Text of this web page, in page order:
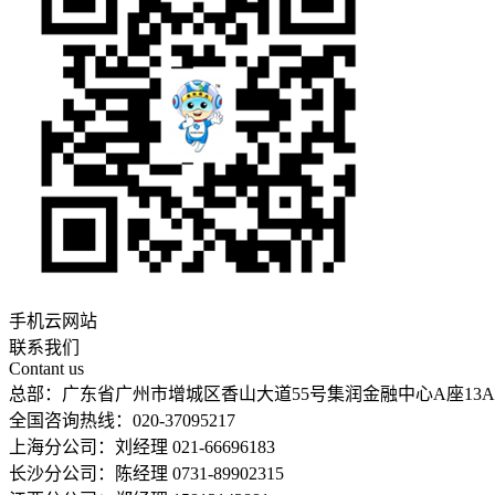
手机云网站
联系我们
Contant us
总部：广东省广州市增城区香山大道55号集润金融中心A座
全国咨询热线：020-37095217
上海分公司：刘经理 021-66696183
长沙分公司：陈经理 0731-89902315